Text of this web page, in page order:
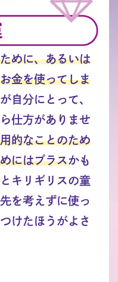
めに、あるいは
金を使ってしま
自分にとって、
仕方がありませ
的なことのため
にはプラスかも
キリギリスの童
を考えずに使っ
けたほうがよさ